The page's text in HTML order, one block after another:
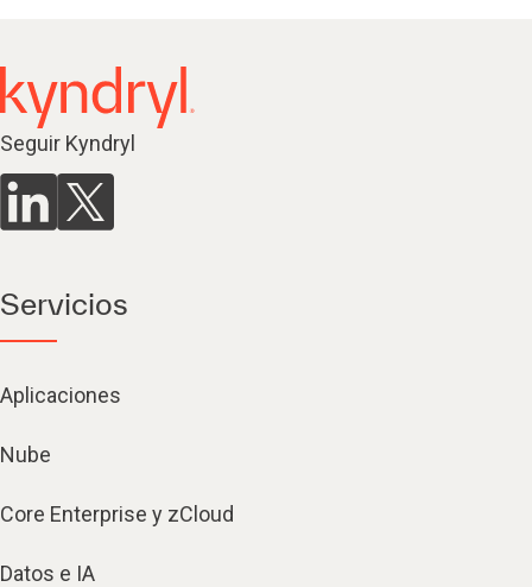
Seguir Kyndryl
Servicios
Aplicaciones
Nube
Core Enterprise y zCloud
Datos e IA